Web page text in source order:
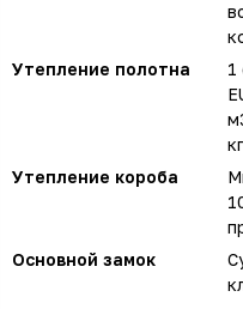
Утепление полотна
1
Утепление короба
Основной замок